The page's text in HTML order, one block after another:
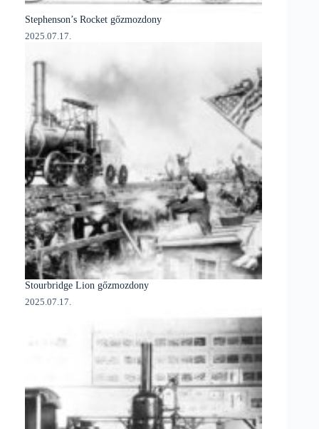
Stephenson’s Rocket gőzmozdony
2025.07.17.
Stourbridge Lion gőzmozdony
2025.07.17.